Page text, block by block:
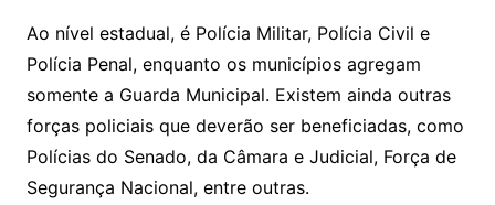
Ao nível estadual, é Polícia Militar, Polícia Civil e
Polícia Penal, enquanto os municípios agregam
somente a Guarda Municipal. Existem ainda outras
forças policiais que deverão ser beneficiadas, como
Polícias do Senado, da Câmara e Judicial, Força de
Segurança Nacional, entre outras.